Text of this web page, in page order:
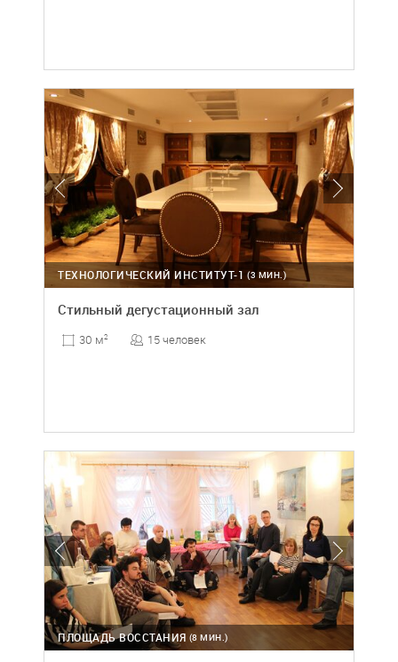
(3 МИН.)
ТЕХНОЛОГИЧЕСКИЙ ИНСТИТУТ-1
Стильный дегустационный зал
30 м2 15 человек
(8 МИН.)
ПЛОЩАДЬ ВОССТАНИЯ